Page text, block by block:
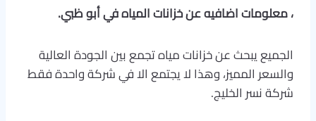
، معلومات اضافيه عن خزانات المياه في أبو ظبي.
الجميع يبحث عن خزانات مياه تجمع بين الجودة العالية
والسعر المميز، وهذا لا يجتمع الا في شركة واحدة فقط
شركة نسر الخليج.